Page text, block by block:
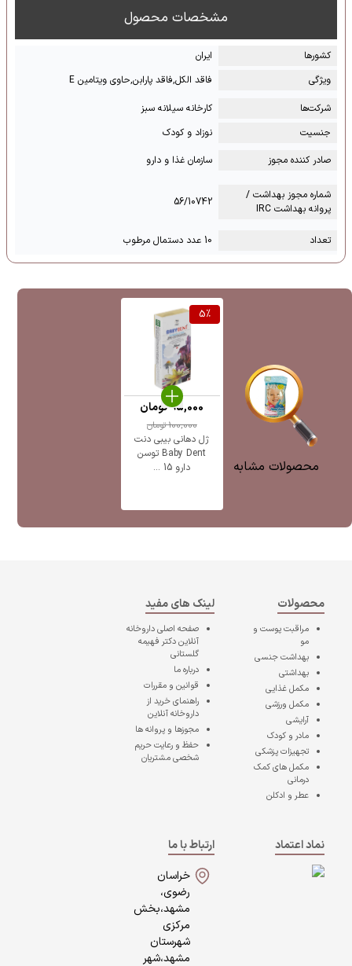
مشخصات محصول
کشور‌ها
ایران
ویژگی
فاقد الکل,فاقد پارابن,حاوی ویتامین E
شرکت‌ها
كارخانه سيلانه سبز
جنسیت
نوزاد و کودک
صادر کننده مجوز
سازمان غذا و دارو
شماره مجوز بهداشت /
پروانه بهداشت IRC
56/10742
تعداد 10 عدد دستمال مرطوب
محصولات مشابه
5%
ژل دهانی بیبی دنت
Baby Dent توسن
دارو 15 ...
100,000تومان
95,000تومان
محصولات
مراقبت پوست و
مو
بهداشت جنسی
بهداشتی
مکمل غذایی
مکمل ورزشی
آرایشی
مادر و کودک
تجهیزات پزشکی
مکمل های کمک
درمانی
عطر و ادکلن
لینک های مفید
صفحه اصلیداروخانه
آنلاین دکتر فهیمه
گلستانی
درباره ما
قوانین و مقررات
راهنمای خرید از
داروخانه آنلاین
مجوزها و پروانه ها
حفظ و رعایت حریم
شخصی مشتریان
نماد اعتماد
ارتباط با ما
خراسان
رضوی،
مشهد،بخش
مرکزی
شهرستان
مشهد،شهر